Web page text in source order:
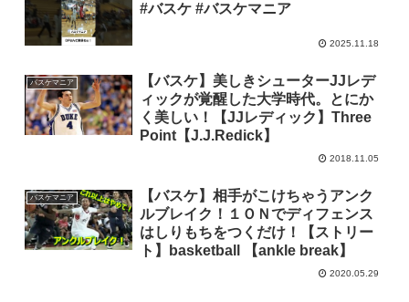
#バスケ #バスケマニア
2025.11.18
バスケマニア
【バスケ】美しきシューターJJレデ
ィックが覚醒した大学時代。とにか
く美しい！【JJレディック】Three
Point【J.J.Redick】
2018.11.05
バスケマニア
【バスケ】相手がこけちゃうアンク
ルブレイク！１ＯＮでディフェンス
はしりもちをつくだけ！【ストリー
ト】basketball 【ankle break】
2020.05.29